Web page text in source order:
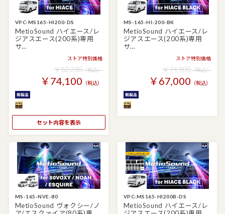
VPC-MS165-HI200-DS
MetioSound ハイエース/レ
ジアスエース(200系)専用
サ…
ストア特別価格
￥82,280（税込）
￥74,100 （税込）
セット内容を表示
MS-165-HI-200-BK
MetioSound ハイエース/レ
ジアスエース(200系)専用
サ…
ストア特別価格
￥74,800（税込）
￥67,000 （税込）
MS-165-NVE-80
MetioSound ヴォクシー/ノ
VPC-MS165-HI200B-DS
MetioSound ハイエース/レ